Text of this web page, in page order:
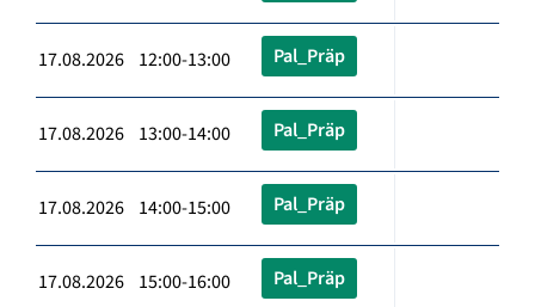
17.08.2026 12:00-13:00 Pal_Präp
17.08.2026 13:00-14:00 Pal_Präp
17.08.2026 14:00-15:00 Pal_Präp
17.08.2026 15:00-16:00 Pal_Präp